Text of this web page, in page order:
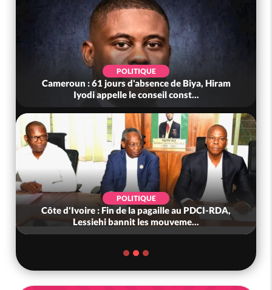
POLITIQUE
Cameroun : 61 jours d'absence de Biya, Hiram
Iyodi appelle le conseil const...
POLITIQUE
Côte d'Ivoire : Fin de la pagaille au PDCI-RDA,
Lessiehi bannit les mouveme...